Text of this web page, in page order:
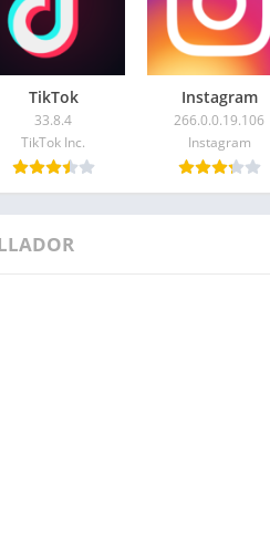
TikTok
33.8.4
TikTok Inc.
Instagram
266.0.0.19.106
Instagram